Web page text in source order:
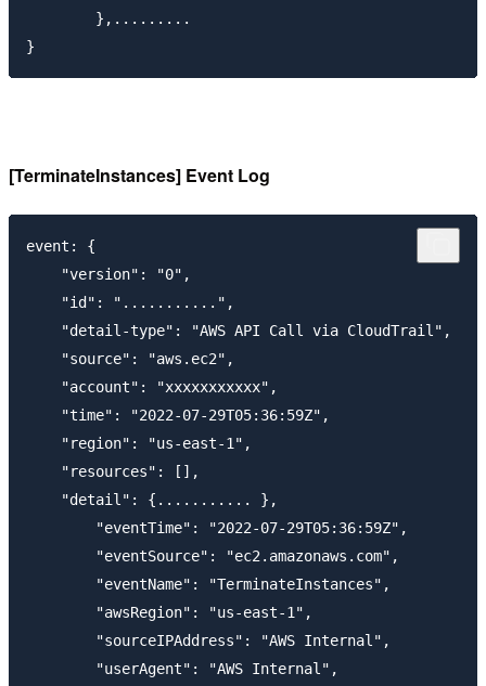
        },.........
[TerminateInstances] Event Log
event: {
    "version": "0",
    "id": "...........",
    "detail-type": "AWS API Call via CloudTrail",
    "source": "aws.ec2",
    "account": "xxxxxxxxxxx",
    "time": "2022-07-29T05:36:59Z",
    "region": "us-east-1",
    "resources": [],
    "detail": {........... },
        "eventTime": "2022-07-29T05:36:59Z",
        "eventSource": "ec2.amazonaws.com",
        "eventName": "TerminateInstances",
        "awsRegion": "us-east-1",
        "sourceIPAddress": "AWS Internal",
        "userAgent": "AWS Internal",